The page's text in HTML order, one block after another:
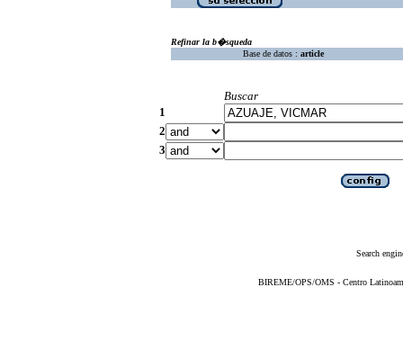
Refinar la b�squeda
Base de datos : article
Buscar
1
2
3
Search
BIREME/OPS/OMS - Centro